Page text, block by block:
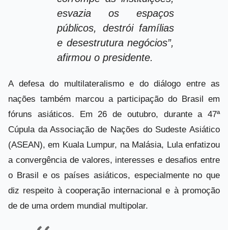
esvazia os espaços
públicos, destrói famílias
e desestrutura negócios”,
afirmou o presidente.
A defesa do multilateralismo e do diálogo entre as
nações também marcou a participação do Brasil em
fóruns asiáticos. Em 26 de outubro, durante a 47ª
Cúpula da Associação de Nações do Sudeste Asiático
(ASEAN), em Kuala Lumpur, na Malásia, Lula enfatizou
a convergência de valores, interesses e desafios entre
o Brasil e os países asiáticos, especialmente no que
diz respeito à cooperação internacional e à promoção
de de uma ordem mundial multipolar.